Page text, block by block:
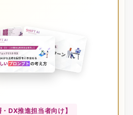
・DX推進担当者向け】